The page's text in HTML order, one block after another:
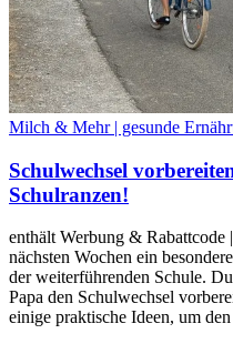
Milch & Mehr | gesunde
Schulwechsel
Schulranzen!
enthält Werbung &
nächsten Wochen ein
der weiterführenden Schule.
Papa den Schulwechsel
einige praktische Ideen, um